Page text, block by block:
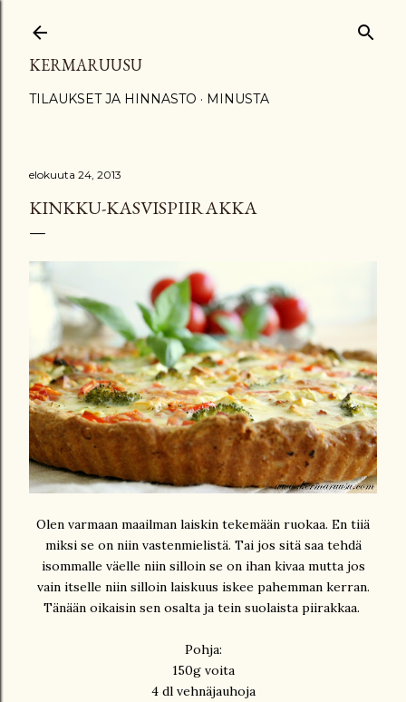
KERMARUUSU
TILAUKSET JA HINNASTO MINUSTA
elokuuta 24, 2013
KINKKU-KASVISPIIRAKKA
Olen varmaan maailman laiskin tekemään ruokaa. En tiiä
miksi se on niin vastenmielistä. Tai jos sitä saa tehdä
isommalle väelle niin silloin se on ihan kivaa mutta jos
vain itselle niin silloin laiskuus iskee pahemman kerran.
Tänään oikaisin sen osalta ja tein suolaista piirakkaa.
Pohja:
150g voita
4 dl vehnäjauhoja